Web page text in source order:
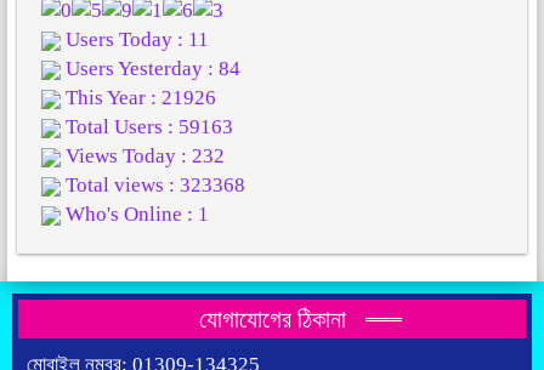
Users Today : 11
Users Yesterday : 84
This Year : 21926
Total Users : 59163
Views Today : 232
Total views : 323368
Who's Online : 1
যোগাযোগের ঠিকানা
মোবাইল নম্বর: 01309-134325